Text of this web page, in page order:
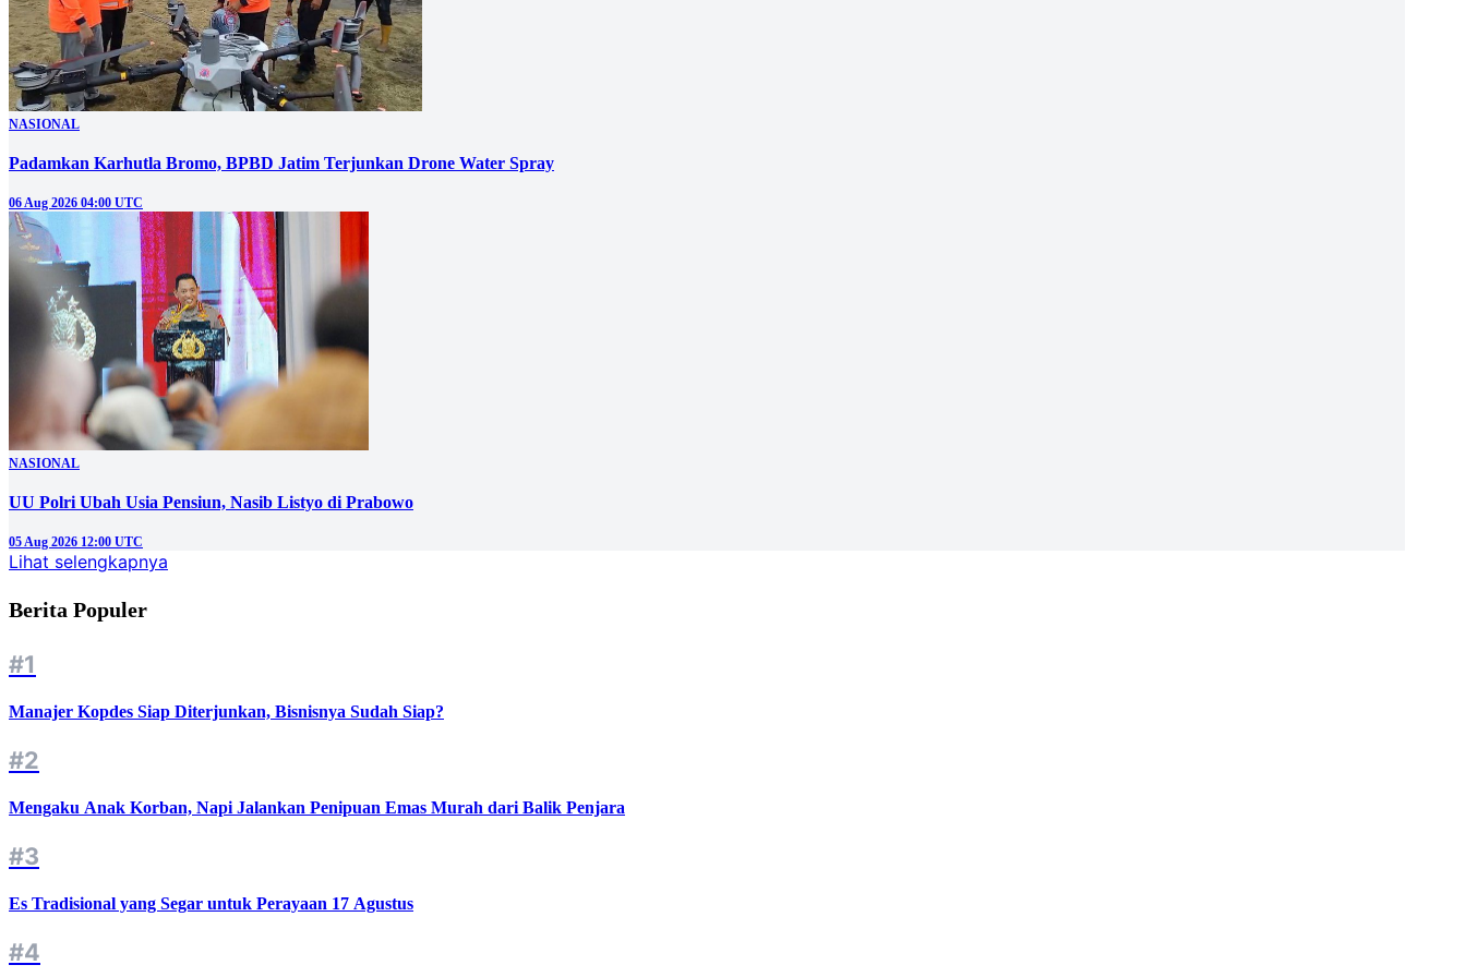
NASIONAL
Padamkan Karhutla Bromo, BPBD Jatim Terjunkan Drone Water Spray
06 Aug 2026 04:00 UTC
NASIONAL
UU Polri Ubah Usia Pensiun, Nasib Listyo di Prabowo
05 Aug 2026 12:00 UTC
Lihat selengkapnya
Berita Populer
#1
Manajer Kopdes Siap Diterjunkan, Bisnisnya Sudah Siap?
#2
Mengaku Anak Korban, Napi Jalankan Penipuan Emas Murah dari Balik Penjara
#3
Es Tradisional yang Segar untuk Perayaan 17 Agustus
#4